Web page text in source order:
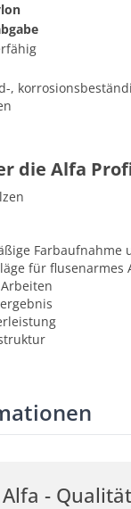
,
die Alfa
Farbaufnahme
für flusenarmes
Alfa -